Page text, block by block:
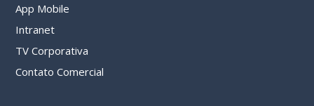
App Mobile
Intranet
TV Corporativa
Contato Comercial